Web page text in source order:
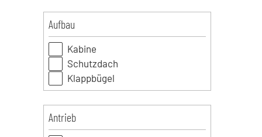
Aufbau
Kabine
Schutzdach
Klappbügel
Antrieb